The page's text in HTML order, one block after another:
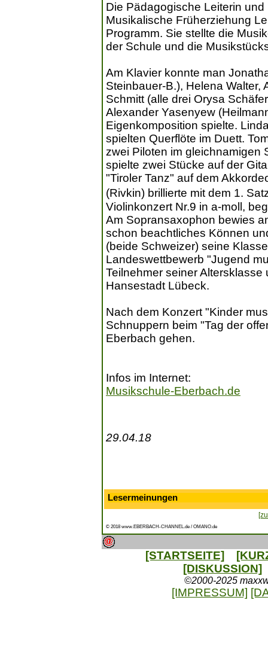
Die Pädagogische Leiterin
Musikalische Früherziehung
Programm. Sie stellte die
der Schule und die
Am Klavier konnte man
Steinbauer-B.), Helena
Schmitt (alle drei Orysa
Alexander Yasenyew
Eigenkomposition spielte.
spielten Querflöte im Duett.
zwei Piloten im gleichnamigen
spielte zwei Stücke auf der
"Tiroler Tanz" auf dem
(Rivkin) brillierte mit dem 1.
Violinkonzert Nr.9 in a-moll,
Am Sopransaxophon bewies
schon beachtliches Können
(beide Schweizer) seine
Landeswettbewerb "Jugend
Teilnehmer seiner
Hansestadt Lübeck.
Nach dem Konzert "Kinder
Schnuppern beim "Tag der
Eberbach gehen.
Infos im Internet:
Musikschule-Eberbach.de
29.04.18
Lesermeinungen
© 2018 www.EBERBACH-CHANNEL.de / OMANO.de
[STARTSEITE]
[DISKUSSION]
©2000-2025
[IMPRESSUM]